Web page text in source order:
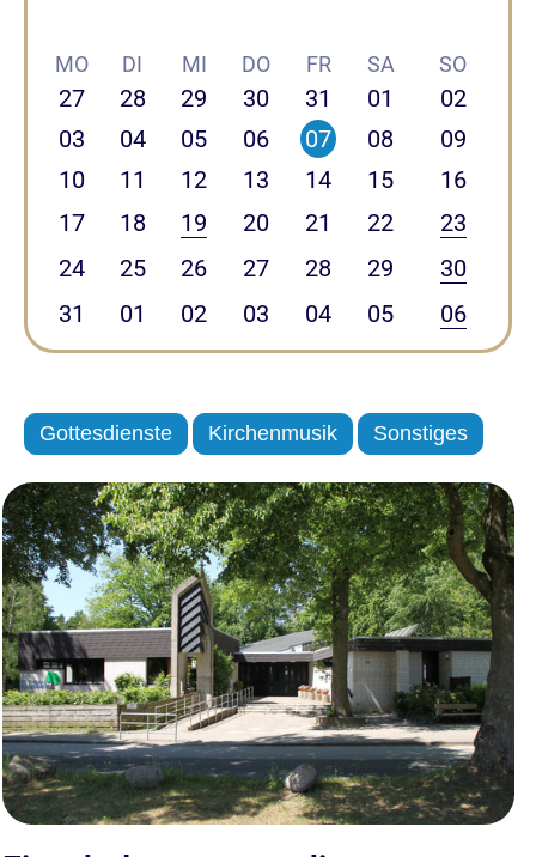
MO DI MI DO FR SA SO
27 28 29 30 31 01
02
03
04 05 06 07 08
09
10
11 12 13 14 15
16
17
18 19 20 21 22
23
24
25 26 27 28 29
30
31
01 02 03 04 05 06
Gottesdienste Kirchenmusik Sonstiges